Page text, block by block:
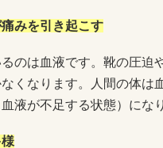
みを引き起こす
のは血液です。靴の圧迫
くなります。人間の体は
血液が不足する状態）にな